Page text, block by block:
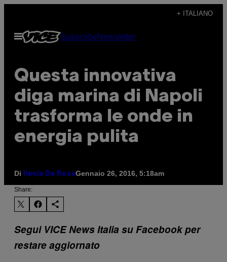
contenuto
+ ITALIANO
Apri
SubscribeNewsletter
Questa innovativa
diga marina di Napoli
trasforma le onde in
energia pulita
Di Ilenia De RosaGennaio 26, 2016, 5:18am
Share:
Segui VICE News Italia su Facebook per
restare aggiornato